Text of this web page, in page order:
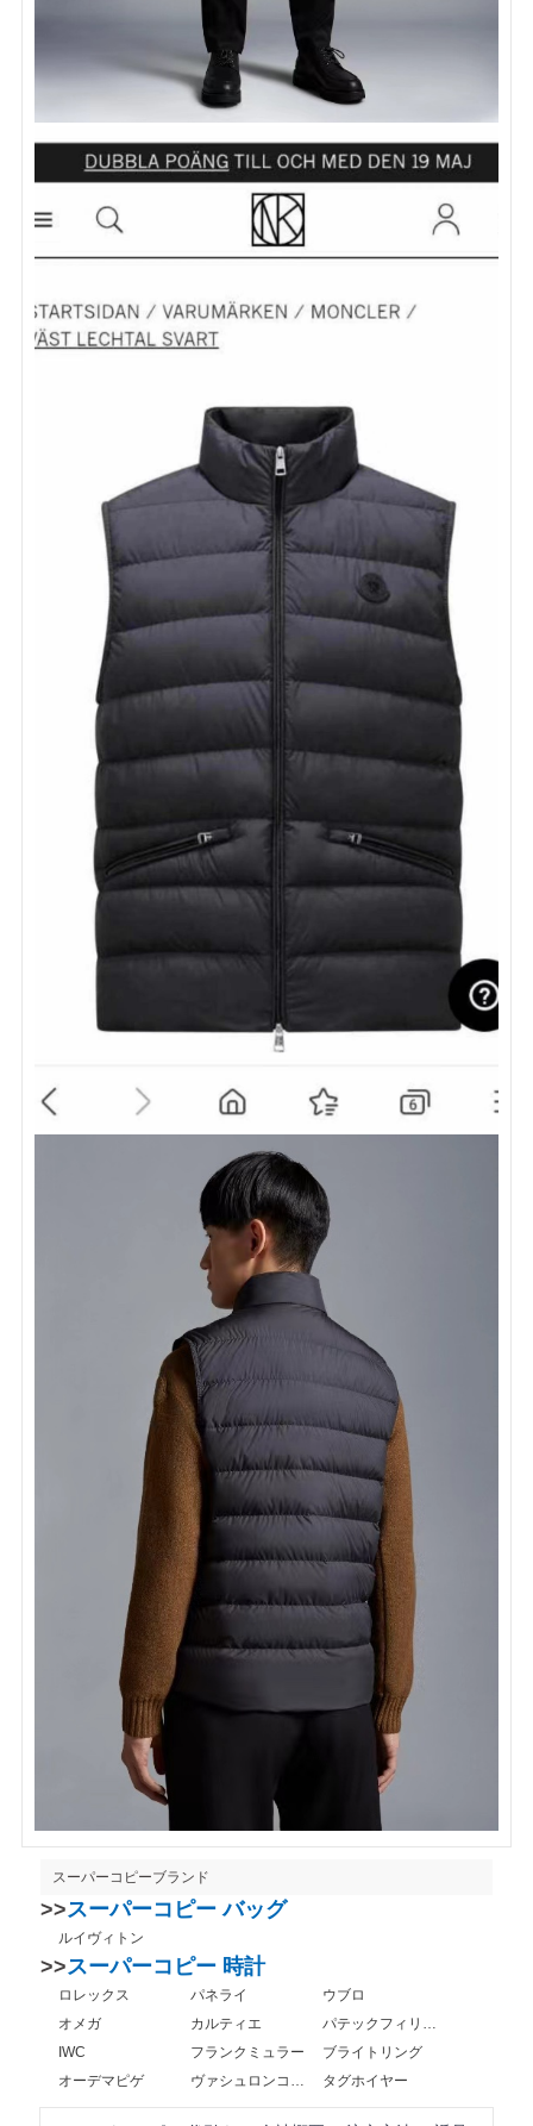
スーパーコピーブランド
>>スーパーコピー バッグ
ルイヴィトン
>>スーパーコピー 時計
ロレックス パネライ
ウブロ
オメガ
カルティエ
パテックフィリップ
IWC
フランクミュラー
ブライトリング
オーデマピゲ
ヴァシュロンコンスタンタン タグホイヤー